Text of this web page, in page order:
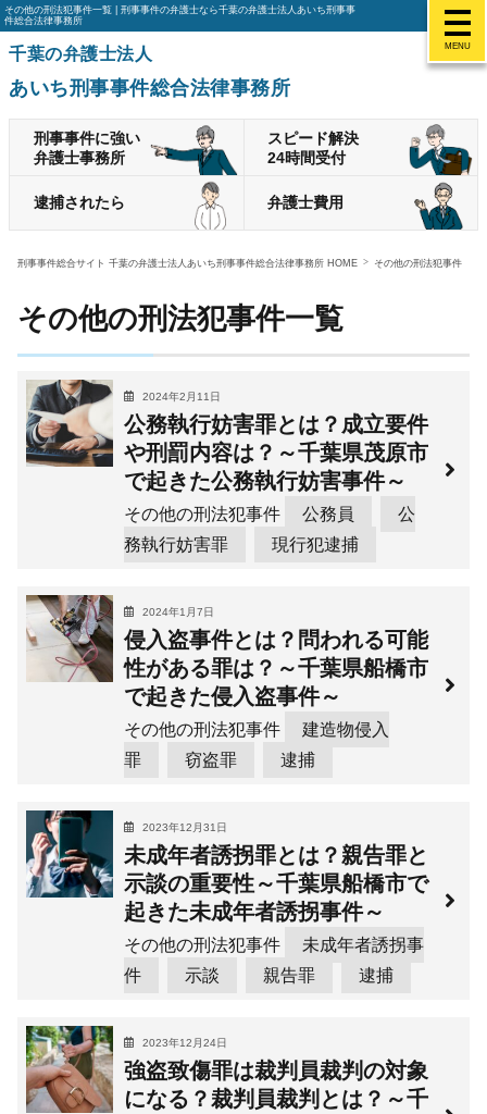
MENU
その他の刑法犯事件一覧 | 刑事事件の弁護士なら千葉の弁護士法人あいち刑事事
件総合法律事務所
千葉の弁護士法人
あいち刑事事件総合法律事務所
刑事事件に強い
弁護士事務所
スピード解決
24時間受付
逮捕されたら 弁護士費用
刑事事件総合サイト 千葉の弁護士法人あいち刑事事件総合法律事務所 HOME その他の刑法犯事件
その他の刑法犯事件一覧
2024年2月11日
公務執行妨害罪とは？成立要件
や刑罰内容は？～千葉県茂原市
で起きた公務執行妨害事件～
その他の刑法犯事件 公務員
公
務執行妨害罪
現行犯逮捕
2024年1月7日
侵入盗事件とは？問われる可能
性がある罪は？～千葉県船橋市
で起きた侵入盗事件～
その他の刑法犯事件
建造物侵入
罪
窃盗罪 逮捕
2023年12月31日
未成年者誘拐罪とは？親告罪と
示談の重要性～千葉県船橋市で
起きた未成年者誘拐事件～
その他の刑法犯事件
未成年者誘拐事
件
示談 親告罪 逮捕
2023年12月24日
強盗致傷罪は裁判員裁判の対象
になる？裁判員裁判とは？～千